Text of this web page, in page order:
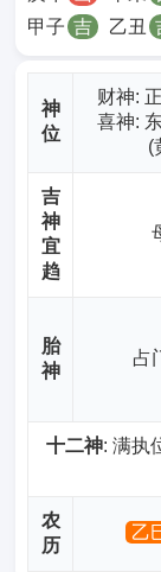
甲子 吉 乙丑
神
位
财神:
喜神:
(
吉
神
宜
趋
胎
神
占
十二神: 满执
农
历
乙